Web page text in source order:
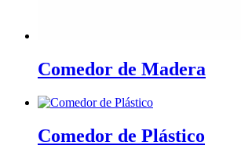
Comedor de Madera
Comedor de Plástico